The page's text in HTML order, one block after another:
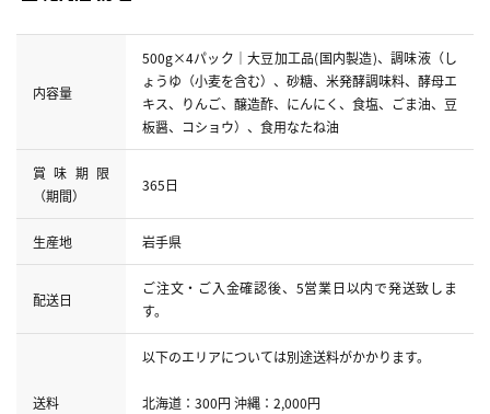
内容量
500g×4パック｜大豆加工品(国内製造)、調味液（し
ょうゆ（小麦を含む）、砂糖、米発酵調味料、酵母エ
キス、りんご、醸造酢、にんにく、食塩、ごま油、豆
板醤、コショウ）、食用なたね油
賞味期限
（期間）
365日
生産地 岩手県
配送日
ご注文・ご入金確認後、5営業日以内で発送致しま
す。
送料
以下のエリアについては別途送料がかかります。
北海道：300円 沖縄：2,000円